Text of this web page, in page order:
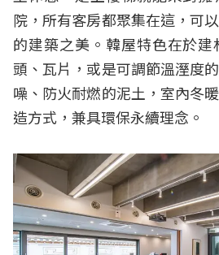
院，所有客房都聚集在這，可
的建築之美。韓屋特色在於
頭、瓦片，或是可調節溫溼度
噪、防火耐燃的泥土，室內冬
造方式，兼具環保永續理念。